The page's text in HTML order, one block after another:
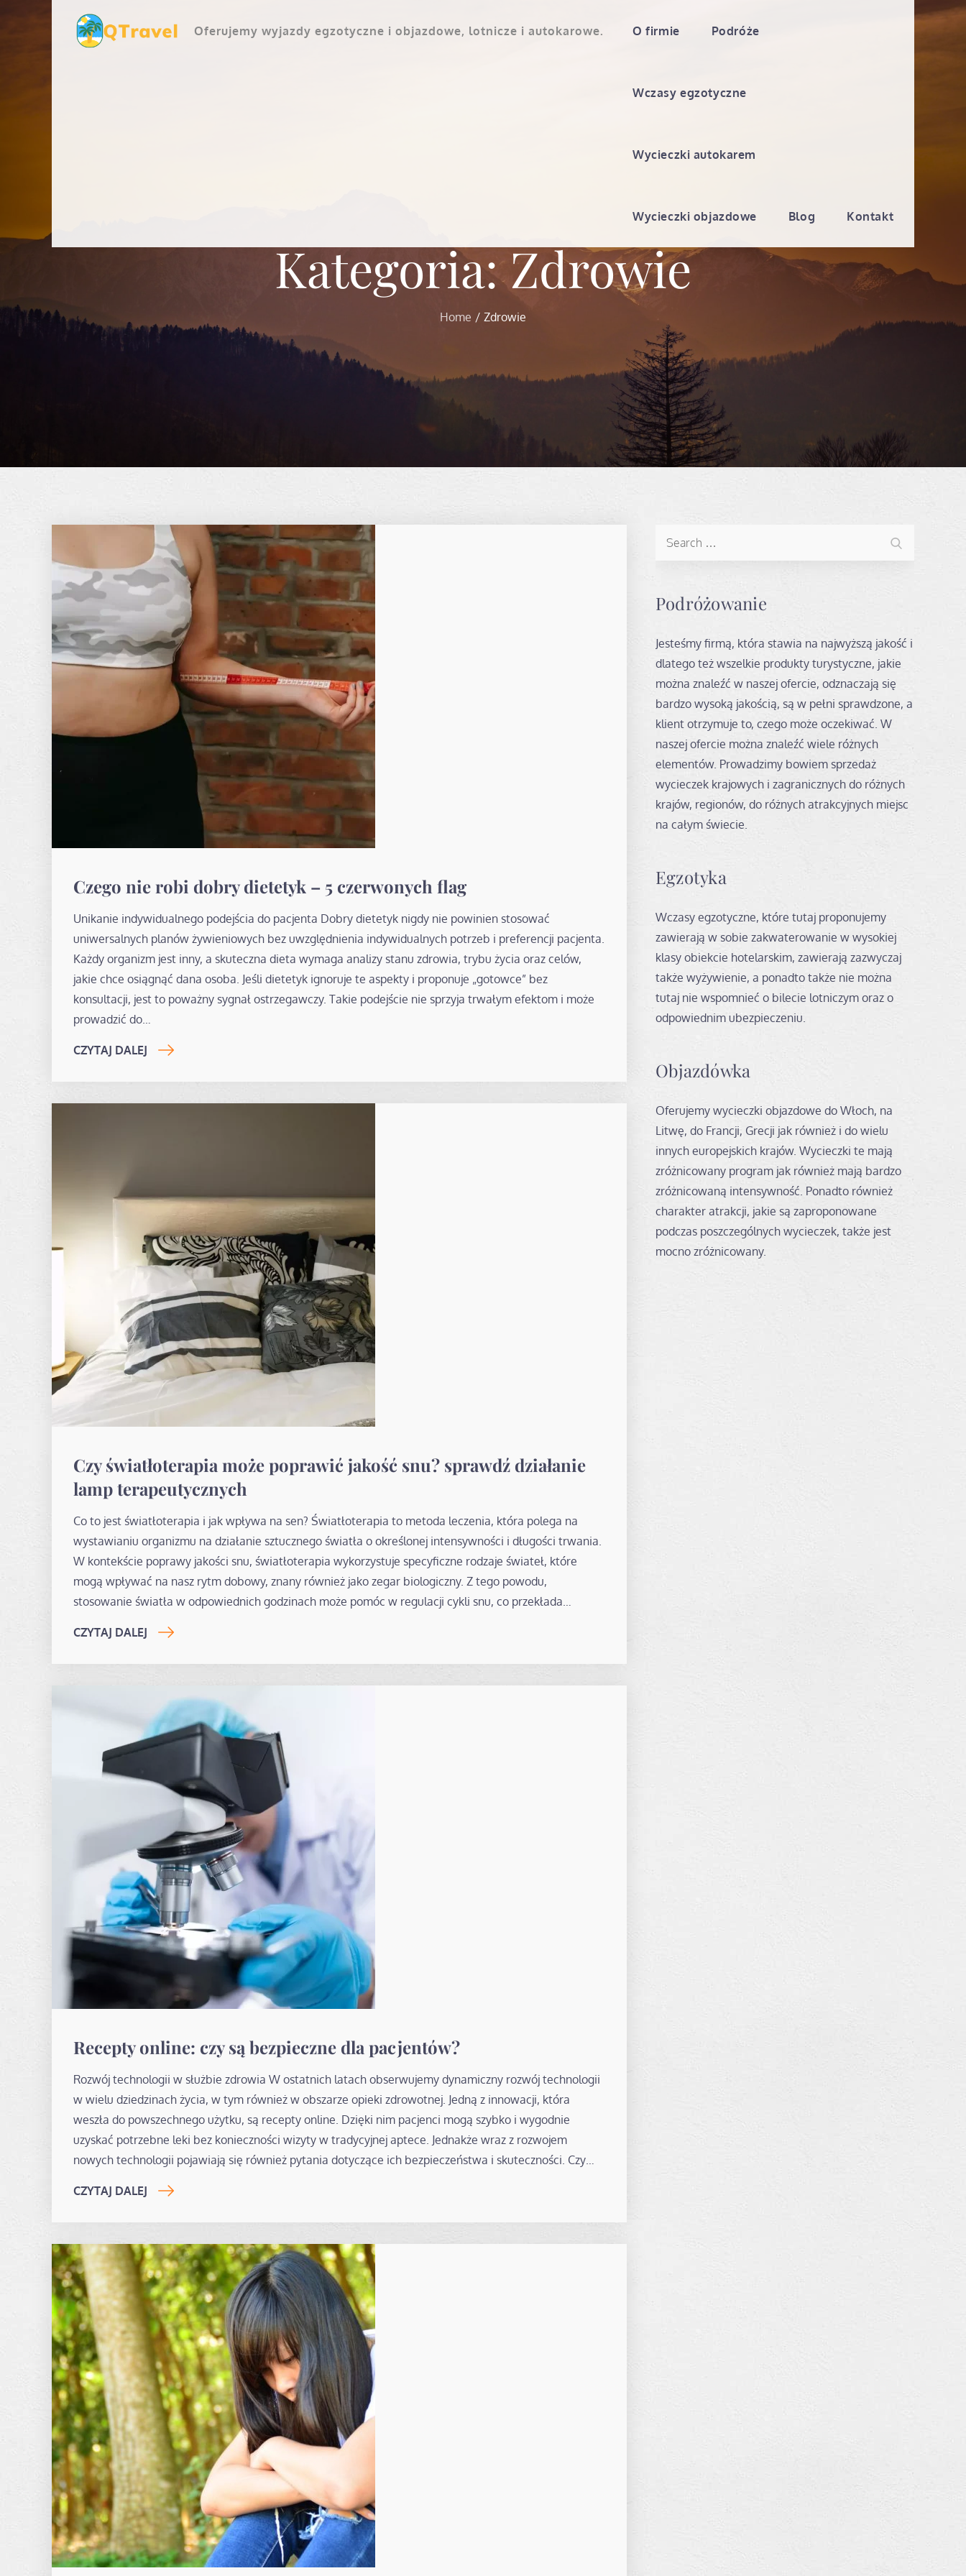
Oferujemy wyjazdy egzotyczne i objazdowe, lotnicze i autokarowe. O firmie Podróże
Wczasy egzotyczne
Wycieczki autokarem
Wycieczki objazdowe Blog Kontakt
Kategoria:Zdrowie
Home Zdrowie
Czego nie robi dobry dietetyk – 5 czerwonych flag
Unikanie indywidualnego podejścia do pacjenta Dobry dietetyk nigdy nie powinien stosować
uniwersalnych planów żywieniowych bez uwzględnienia indywidualnych potrzeb i preferencji pacjenta.
Każdy organizm jest inny, a skuteczna dieta wymaga analizy stanu zdrowia, trybu życia oraz celów,
jakie chce osiągnąć dana osoba. Jeśli dietetyk ignoruje te aspekty i proponuje „gotowce” bez
konsultacji, jest to poważny sygnał ostrzegawczy. Takie podejście nie sprzyja trwałym efektom i może
prowadzić do…
CZYTAJ DALEJ
Czy światłoterapia może poprawić jakość snu? sprawdź działanie
lamp terapeutycznych
Co to jest światłoterapia i jak wpływa na sen? Światłoterapia to metoda leczenia, która polega na
wystawianiu organizmu na działanie sztucznego światła o określonej intensywności i długości trwania.
W kontekście poprawy jakości snu, światłoterapia wykorzystuje specyficzne rodzaje świateł, które
mogą wpływać na nasz rytm dobowy, znany również jako zegar biologiczny. Z tego powodu,
stosowanie światła w odpowiednich godzinach może pomóc w regulacji cykli snu, co przekłada…
CZYTAJ DALEJ
Recepty online: czy są bezpieczne dla pacjentów?
Rozwój technologii w służbie zdrowia W ostatnich latach obserwujemy dynamiczny rozwój technologii
w wielu dziedzinach życia, w tym również w obszarze opieki zdrowotnej. Jedną z innowacji, która
weszła do powszechnego użytku, są recepty online. Dzięki nim pacjenci mogą szybko i wygodnie
uzyskać potrzebne leki bez konieczności wizyty w tradycyjnej aptece. Jednakże wraz z rozwojem
nowych technologii pojawiają się również pytania dotyczące ich bezpieczeństwa i skuteczności. Czy…
CZYTAJ DALEJ
Podróżowanie
Jesteśmy firmą, która stawia na najwyższą jakość i
dlatego też wszelkie produkty turystyczne, jakie
można znaleźć w naszej ofercie, odznaczają się
bardzo wysoką jakością, są w pełni sprawdzone, a
klient otrzymuje to, czego może oczekiwać. W
naszej ofercie można znaleźć wiele różnych
elementów. Prowadzimy bowiem sprzedaż
wycieczek krajowych i zagranicznych do różnych
krajów, regionów, do różnych atrakcyjnych miejsc
na całym świecie.
Egzotyka
Wczasy egzotyczne, które tutaj proponujemy
zawierają w sobie zakwaterowanie w wysokiej
klasy obiekcie hotelarskim, zawierają zazwyczaj
także wyżywienie, a ponadto także nie można
tutaj nie wspomnieć o bilecie lotniczym oraz o
odpowiednim ubezpieczeniu.
Objazdówka
Oferujemy wycieczki objazdowe do Włoch, na
Litwę, do Francji, Grecji jak również i do wielu
innych europejskich krajów. Wycieczki te mają
zróżnicowany program jak również mają bardzo
zróżnicowaną intensywność. Ponadto również
charakter atrakcji, jakie są zaproponowane
podczas poszczególnych wycieczek, także jest
mocno zróżnicowany.